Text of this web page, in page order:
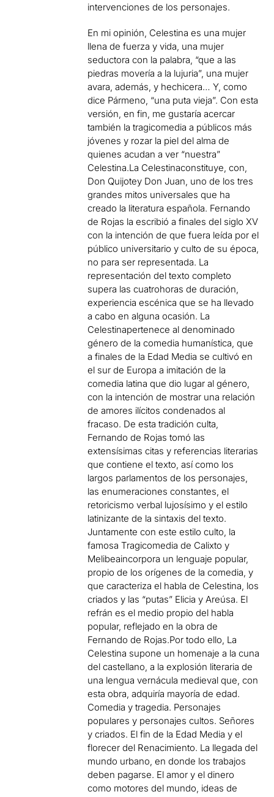
intervenciones de los personajes.
En mi opinión, Celestina es una mujer
llena de fuerza y vida, una mujer
seductora con la palabra, “que a las
piedras movería a la lujuria”, una mujer
avara, además, y hechicera… Y, como
dice Pármeno, “una puta vieja”. Con esta
versión, en fin, me gustaría acercar
también la tragicomedia a públicos más
jóvenes y rozar la piel del alma de
quienes acudan a ver “nuestra”
Celestina.La Celestinaconstituye, con,
Don Quijotey Don Juan, uno de los tres
grandes mitos universales que ha
creado la literatura española. Fernando
de Rojas la escribió a finales del siglo XV
con la intención de que fuera leída por el
público universitario y culto de su época,
no para ser representada. La
representación del texto completo
supera las cuatrohoras de duración,
experiencia escénica que se ha llevado
a cabo en alguna ocasión. La
Celestinapertenece al denominado
género de la comedia humanística, que
a finales de la Edad Media se cultivó en
el sur de Europa a imitación de la
comedia latina que dio lugar al género,
con la intención de mostrar una relación
de amores ilícitos condenados al
fracaso. De esta tradición culta,
Fernando de Rojas tomó las
extensísimas citas y referencias literarias
que contiene el texto, así como los
largos parlamentos de los personajes,
las enumeraciones constantes, el
retoricismo verbal lujosísimo y el estilo
latinizante de la sintaxis del texto.
Juntamente con este estilo culto, la
famosa Tragicomedia de Calixto y
Melibeaincorpora un lenguaje popular,
propio de los orígenes de la comedia, y
que caracteriza el habla de Celestina, los
criados y las “putas” Elicia y Areúsa. El
refrán es el medio propio del habla
popular, reflejado en la obra de
Fernando de Rojas.Por todo ello, La
Celestina supone un homenaje a la cuna
del castellano, a la explosión literaria de
una lengua vernácula medieval que, con
esta obra, adquiría mayoría de edad.
Comedia y tragedia. Personajes
populares y personajes cultos. Señores
y criados. El fin de la Edad Media y el
florecer del Renacimiento. La llegada del
mundo urbano, en donde los trabajos
deben pagarse. El amor y el dinero
como motores del mundo, ideas de